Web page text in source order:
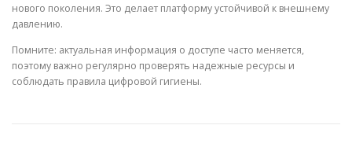
нового поколения. Это делает платформу устойчивой к внешнему
давлению.
Помните: актуальная информация о доступе часто меняется,
поэтому важно регулярно проверять надежные ресурсы и
соблюдать правила цифровой гигиены.